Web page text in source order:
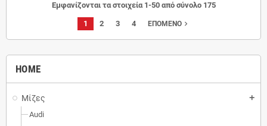
HOME
Μίζες add
Audi
Εμφανίζονται τα στοιχεία 1-50 από σύνολο 175
1 2 3 4 ΕΠΌΜΕΝΟnavigate_next